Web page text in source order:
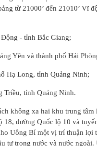
từ 21000’ đến 21010’ Vĩ
- tỉnh Bắc Giang;
Yên và thành phố Hải
Hạ Long, tỉnh Quảng Ninh;
Triều, tỉnh Quảng Ninh.
không xa hai khu trung
18, đường Quốc lộ 10 và
Uông Bí một vị trí thuận lợi
tư trong nước và nước
Quy
Quy hoạch